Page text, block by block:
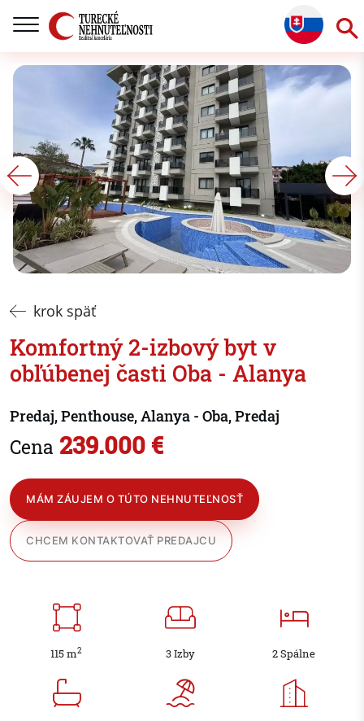
krok späť
Komfortný 2-izbový byt v
obľúbenej časti Oba - Alanya
Predaj, Penthouse, Alanya - Oba, Predaj
Cena 239.000 €
MÁM ZÁUJEM O TÚTO NEHNUTEĽNOSŤ
CHCEM KONTAKTOVAŤ PREDAJCU
115 m2 3 Izby 2 Spálne